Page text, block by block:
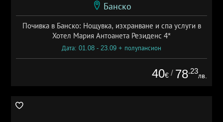
Банско
Почивка в Банско: Нощувка, изхранване и спа услуги в
Хотел Мария Антоанета Резиденс 4*
Дата: 01.08 - 23.09 + полупансион
40€ / 78.23
лв.